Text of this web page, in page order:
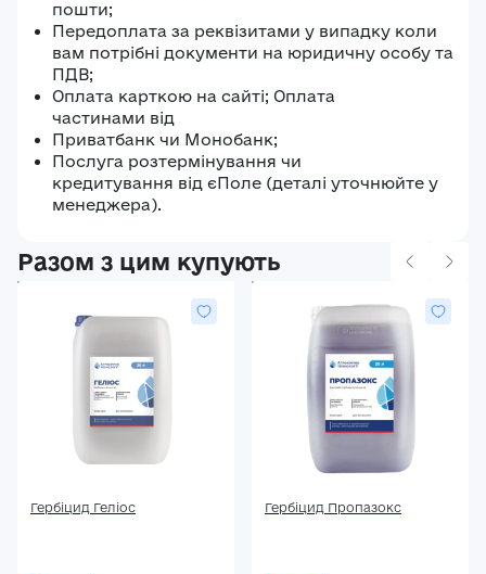
пошти;
Передоплата за реквізитами у випадку коли
вам потрібні документи на юридичну особу та
ПДВ;
Оплата карткою на сайті; Оплата
частинами від
Приватбанк чи Монобанк;
Послуга розтермінування чи
кредитування від єПоле (деталі уточнюйте у
менеджера).
Разом з цим купують
Гербіцид Геліос Гербіцид Пропазокс